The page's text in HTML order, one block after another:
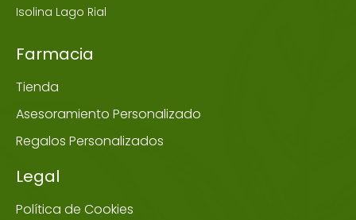
Isolina Lago Rial
Farmacia
Tienda
Asesoramiento Personalizado
Regalos Personalizados
Legal
Política de Cookies